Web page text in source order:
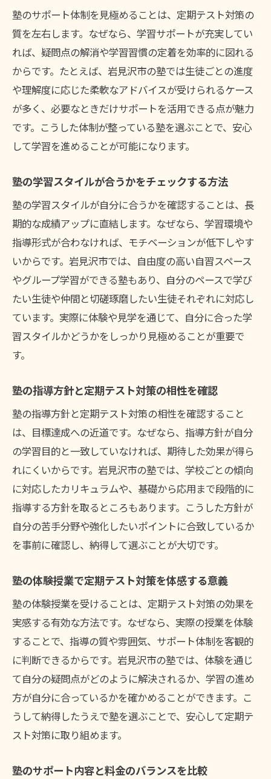
塾のサポート体制を見極めることは、定期テスト対策の
質を左右します。なぜなら、学習サポートが充実してい
れば、疑問点の解消や学習習慣の定着を効率的に図れる
からです。たとえば、岩見沢市の塾では生徒ごとの進度
や理解度に応じた柔軟なアドバイスが受けられるケース
が多く、必要なときだけサポートを活用できる点が魅力
です。こうした体制が整っている塾を選ぶことで、安心
して学習を進めることが可能になります。
塾の学習スタイルが合うかをチェックする方法
塾の学習スタイルが自分に合うかを確認することは、長
期的な成績アップに直結します。なぜなら、学習環境や
指導形式が合わなければ、モチベーションが低下しやす
いからです。岩見沢市では、自由度の高い自習スペース
やグループ学習ができる塾もあり、自分のペースで学び
たい生徒や仲間と切磋琢磨したい生徒それぞれに対応し
ています。実際に体験や見学を通じて、自分に合った学
習スタイルかどうかをしっかり見極めることが重要で
す。
塾の指導方針と定期テスト対策の相性を確認
塾の指導方針と定期テスト対策の相性を確認すること
は、目標達成への近道です。なぜなら、指導方針が自分
の学習目的と一致していなければ、期待した効果が得ら
れにくいからです。岩見沢市の塾では、学校ごとの傾向
に対応したカリキュラムや、基礎から応用まで段階的に
指導する方針を取るところもあります。こうした方針が
自分の苦手分野や強化したいポイントに合致しているか
を事前に確認し、納得して選ぶことが大切です。
塾の体験授業で定期テスト対策を体感する意義
塾の体験授業を受けることは、定期テスト対策の効果を
実感する有効な方法です。なぜなら、実際の授業を体験
することで、指導の質や雰囲気、サポート体制を客観的
に判断できるからです。岩見沢市の塾では、体験を通じ
て自分の疑問点がどのように解決されるか、学習の進め
方が自分に合っているかを確かめることができます。こ
うして納得したうえで塾を選ぶことで、安心して定期テ
スト対策に取り組めます。
塾のサポート内容と料金のバランスを比較